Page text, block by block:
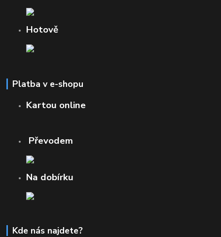
Hotově
Platba v e-shopu
Kartou online
Převodem
Na dobírku
Kde nás najdete?